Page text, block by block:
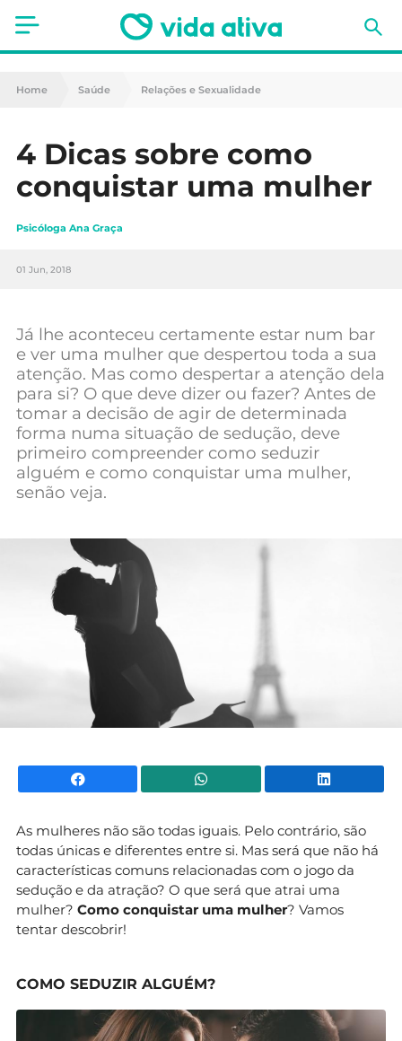
Saúde
Nutrição
Receitas
Animais de Estimação
Home Saúde Relações e Sexualidade
4 Dicas sobre como
conquistar uma mulher
Psicóloga Ana Graça
01 Jun, 2018
Já lhe aconteceu certamente estar num bar
e ver uma mulher que despertou toda a sua
atenção. Mas como despertar a atenção dela
para si? O que deve dizer ou fazer? Antes de
tomar a decisão de agir de determinada
forma numa situação de sedução, deve
primeiro compreender como seduzir
alguém e como conquistar uma mulher,
senão veja.
Facebook WhatsApp
As mulheres não são todas iguais. Pelo contrário, são
todas únicas e diferentes entre si. Mas será que não há
características comuns relacionadas com o jogo da
sedução e da atração? O que será que atrai uma
mulher? Como conquistar uma mulher? Vamos
tentar descobrir!
COMO SEDUZIR ALGUÉM?